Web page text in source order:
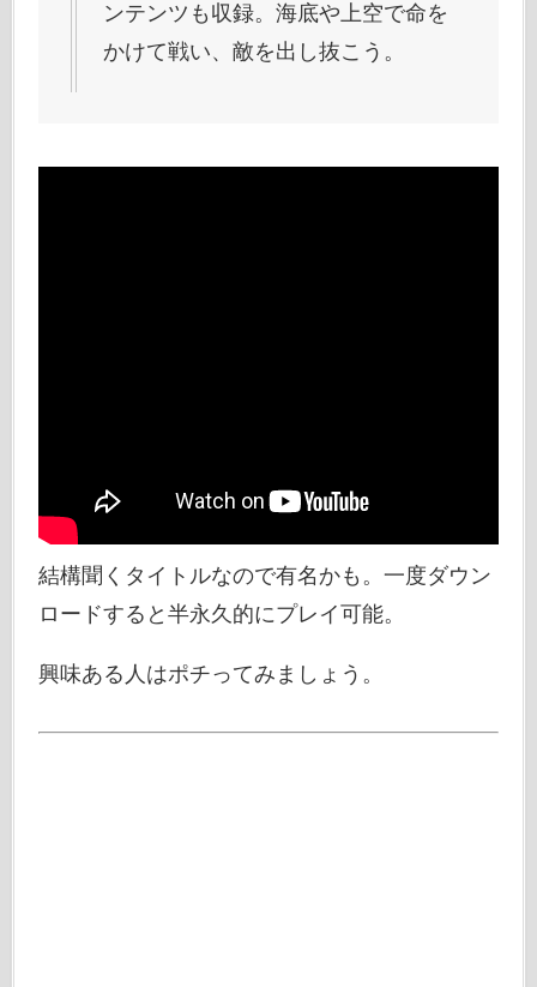
ンテンツも収録。海底や上空で命を
かけて戦い、敵を出し抜こう。
結構聞くタイトルなので有名かも。一度ダウン
ロードすると半永久的にプレイ可能。
興味ある人はポチってみましょう。